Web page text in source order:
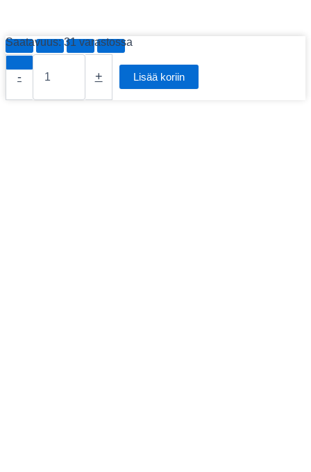
Saatavuus: 31 varastossa
-
10/100/1000BaseT+1000BaseLX
Switch
+ Lisää koriin